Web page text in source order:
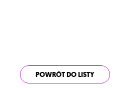
POWRÓT DO LISTY